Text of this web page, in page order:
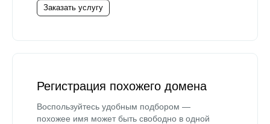
Заказать услугу
Регистрация похожего домена
Воспользуйтесь удобным подбором —
похожее имя может быть свободно в одной